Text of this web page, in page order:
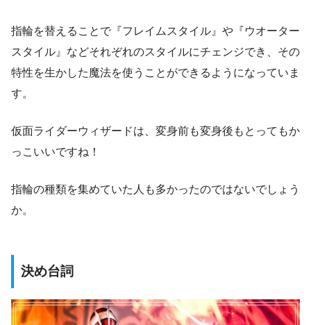
指輪を替えることで『フレイムスタイル』や『ウオーター
スタイル』などそれぞれのスタイルにチェンジでき、その
特性を生かした魔法を使うことができるようになっていま
す。
仮面ライダーウィザードは、変身前も変身後もとってもか
っこいいですね！
指輪の種類を集めていた人も多かったのではないでしょう
か。
決め台詞